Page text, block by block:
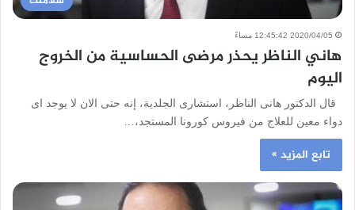
2020/04/05 12:45:42 مساءً
هاني الناظر يحذر مرضى الحساسية من الخروج
اليوم
قال الدكتور هانى الناظر، استشارى الجلدية، إنه حتى الان لا يوجد اى
دواء معين للعلاج من فيروس كورونا المستجد،…
تابع المزيد »